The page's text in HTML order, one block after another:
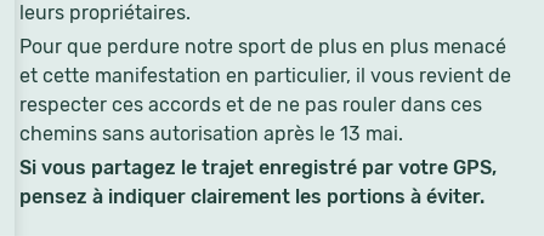
leurs propriétaires.
Pour que perdure notre sport de plus en plus menacé
et cette manifestation en particulier, il vous revient de
respecter ces accords et de ne pas rouler dans ces
chemins sans autorisation après le 13 mai.
Si vous partagez le trajet enregistré par votre GPS,
pensez à indiquer clairement les portions à éviter.